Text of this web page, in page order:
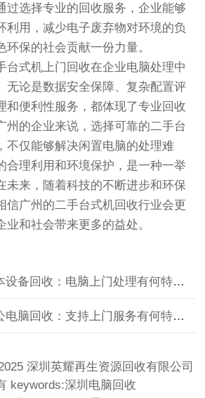
过选择专业的回收服务，企业能够
利用，减少电子废弃物对环境的负
保的社会贡献一份力量。
台式机上门回收在企业电脑处理中
无论是数据安全保障、复杂配置评
和便利性服务，都体现了专业回收
州的企业来说，选择可靠的二手台
不仅能够解决闲置电脑的处理难
合理利用和环境保护，是一种一举
未来，随着科技的不断进步和环保
信广州的二手台式机回收行业会更
业和社会带来更多的益处。
上一篇 : 广州笔记本设备回收：电脑上门处理有何特别之处？
下一篇 : 广州旧办公电脑回收：支持上门服务有何特别之处？
深圳英耀再生资源回收有限公司
keywords:深圳电脑回收